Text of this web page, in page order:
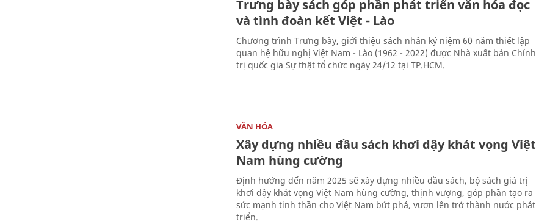
Trưng bày sách góp phần phát triển văn hóa đọc
và tình đoàn kết Việt - Lào
Chương trình Trưng bày, giới thiệu sách nhân kỷ niệm 60 năm thiết lập
quan hệ hữu nghị Việt Nam - Lào (1962 - 2022) được Nhà xuất bản Chính
trị quốc gia Sự thật tổ chức ngày 24/12 tại TP.HCM.
VĂN HÓA
Xây dựng nhiều đầu sách khơi dậy khát vọng Việt
Nam hùng cường
Định hướng đến năm 2025 sẽ xây dựng nhiều đầu sách, bộ sách giá trị
khơi dậy khát vọng Việt Nam hùng cường, thịnh vượng, góp phần tạo ra
sức mạnh tinh thần cho Việt Nam bứt phá, vươn lên trở thành nước phát
triển.